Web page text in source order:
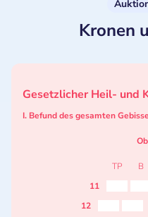
Kronen
Gesetzlicher Heil- und
I. Befund des gesamten
TP B
11
12